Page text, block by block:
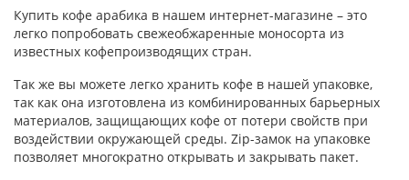
Купить кофе арабика в нашем интернет-магазине – это
легко попробовать свежеобжаренные моносорта из
известных кофепроизводящих стран.
Так же вы можете легко хранить кофе в нашей упаковке,
так как она изготовлена из комбинированных барьерных
материалов, защищающих кофе от потери свойств при
воздействии окружающей среды. Zip-замок на упаковке
позволяет многократно открывать и закрывать пакет.